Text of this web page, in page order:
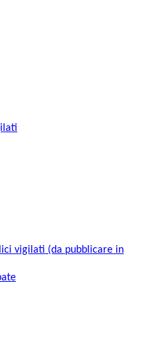
vigilati (da pubblicare in